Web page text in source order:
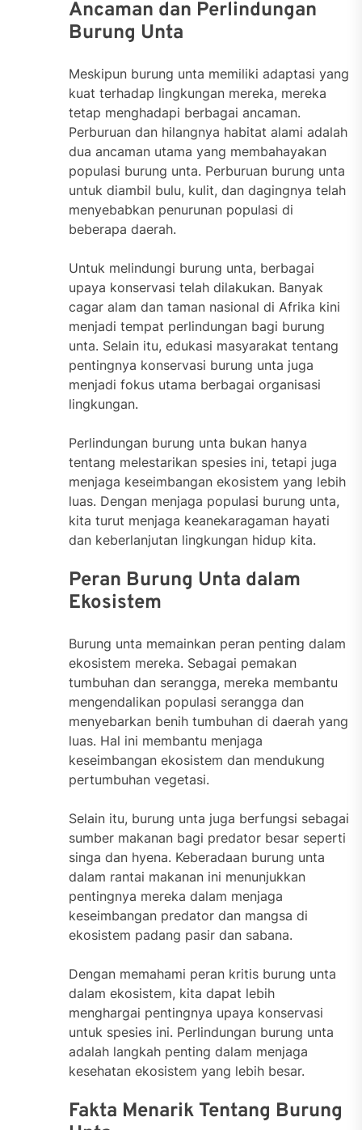
Ancaman dan Perlindungan
Burung Unta
Meskipun burung unta memiliki adaptasi yang
kuat terhadap lingkungan mereka, mereka
tetap menghadapi berbagai ancaman.
Perburuan dan hilangnya habitat alami adalah
dua ancaman utama yang membahayakan
populasi burung unta. Perburuan burung unta
untuk diambil bulu, kulit, dan dagingnya telah
menyebabkan penurunan populasi di
beberapa daerah.
Untuk melindungi burung unta, berbagai
upaya konservasi telah dilakukan. Banyak
cagar alam dan taman nasional di Afrika kini
menjadi tempat perlindungan bagi burung
unta. Selain itu, edukasi masyarakat tentang
pentingnya konservasi burung unta juga
menjadi fokus utama berbagai organisasi
lingkungan.
Perlindungan burung unta bukan hanya
tentang melestarikan spesies ini, tetapi juga
menjaga keseimbangan ekosistem yang lebih
luas. Dengan menjaga populasi burung unta,
kita turut menjaga keanekaragaman hayati
dan keberlanjutan lingkungan hidup kita.
Peran Burung Unta dalam
Ekosistem
Burung unta memainkan peran penting dalam
ekosistem mereka. Sebagai pemakan
tumbuhan dan serangga, mereka membantu
mengendalikan populasi serangga dan
menyebarkan benih tumbuhan di daerah yang
luas. Hal ini membantu menjaga
keseimbangan ekosistem dan mendukung
pertumbuhan vegetasi.
Selain itu, burung unta juga berfungsi sebagai
sumber makanan bagi predator besar seperti
singa dan hyena. Keberadaan burung unta
dalam rantai makanan ini menunjukkan
pentingnya mereka dalam menjaga
keseimbangan predator dan mangsa di
ekosistem padang pasir dan sabana.
Dengan memahami peran kritis burung unta
dalam ekosistem, kita dapat lebih
menghargai pentingnya upaya konservasi
untuk spesies ini. Perlindungan burung unta
adalah langkah penting dalam menjaga
kesehatan ekosistem yang lebih besar.
Fakta Menarik Tentang Burung